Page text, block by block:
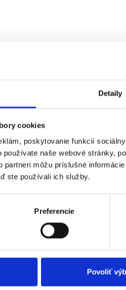
Detaily
cookies
poskytovanie funkcií
používate naše webové stránky,
partneri môžu príslušné
ste používali ich služby.
Preferencie
Povoliť